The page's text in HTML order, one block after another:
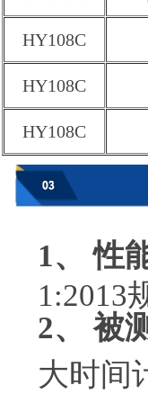
HY108C
HY108C
HY108C
1、 性
1:2013
2、 被
大时间